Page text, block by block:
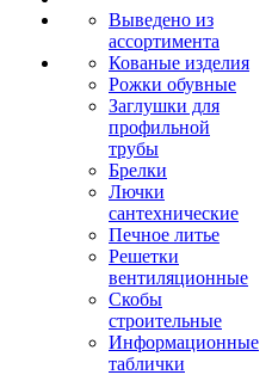
Выведено из
ассортимента
Кованые изделия
Рожки обувные
Заглушки для
профильной
трубы
Брелки
Лючки
сантехнические
Печное литье
Решетки
вентиляционные
Скобы
строительные
Информационные
таблички